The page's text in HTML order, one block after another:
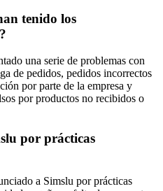
tenido los
una serie de problemas con
de pedidos, pedidos incorrectos
por parte de la empresa y
por productos no recibidos o
por prácticas
a Simslu por prácticas